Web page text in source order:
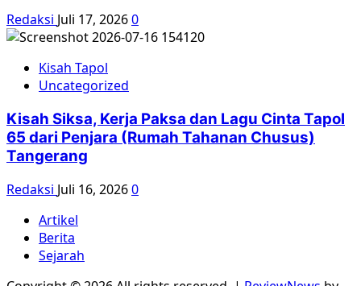
Redaksi Juli 17, 20260
Kisah Tapol
Uncategorized
Kisah Siksa, Kerja Paksa dan Lagu Cinta Tapol
65 dari Penjara (Rumah Tahanan Chusus)
Tangerang
Redaksi Juli 16, 20260
Artikel
Berita
Sejarah